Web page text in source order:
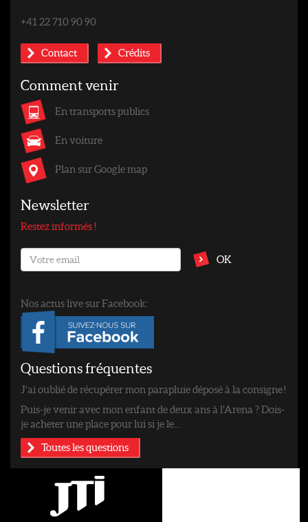
+41 22 710 90 90
Contact Crédits
Comment venir
En transports publics
En voiture
Plan sur Google map
Newsletter
Restez informés !
OK
Nos actus live sur Facebook:
Questions fréquentes
J’ai oublié de récupérer mon parapluie déposé à la consigne !
Puis-je venir avec mon enfant de deux ans à l’Arena ? Dois-
je acheter une place pour lui si je le...
Toutes les questions